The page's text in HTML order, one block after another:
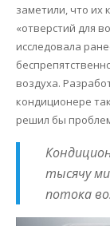
заметили, что их
«отверстий для
исследовала
воздуха.
кондиционере
решил бы
тысячу
потока